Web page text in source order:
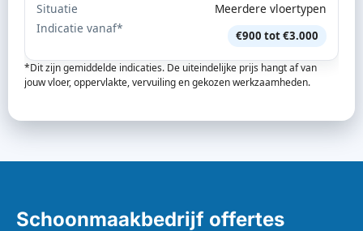
Situatie
Meerdere vloertypen
Indicatie vanaf*
€900 tot €3.000
*Dit zijn gemiddelde indicaties. De uiteindelijke prijs hangt af van
jouw vloer, oppervlakte, vervuiling en gekozen werkzaamheden.
Schoonmaakbedrijf offertes